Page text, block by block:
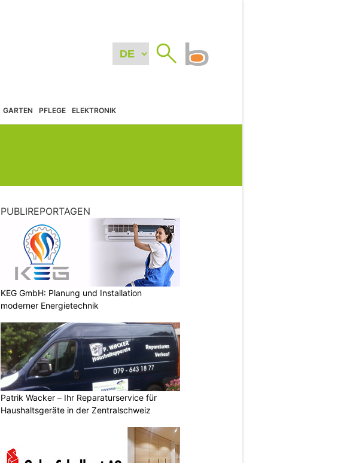
GARTEN PFLEGE ELEKTRONIK
PUBLIREPORTAGEN
KEG GmbH: Planung und Installation
moderner Energietechnik
Patrik Wacker – Ihr Reparaturservice für
Haushaltsgeräte in der Zentralschweiz